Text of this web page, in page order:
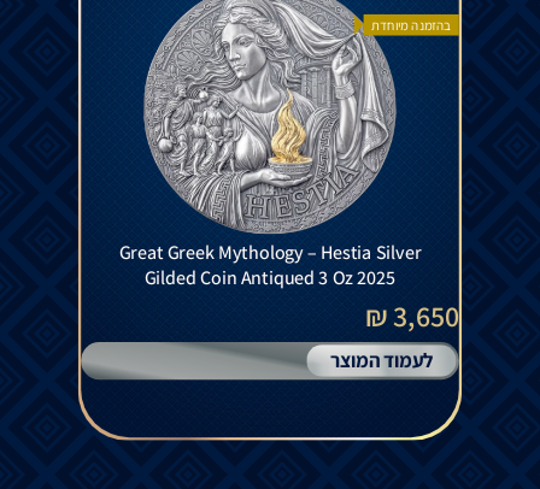
בהזמנה מיוחדת
Great Greek Mythology – Hestia Silver
Gilded Coin Antiqued 3 Oz 2025
3,650 ₪
לעמוד המוצר